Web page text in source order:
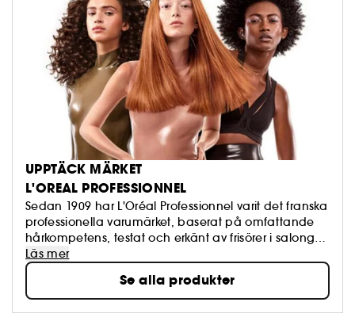
UPPTÄCK MÄRKET
L'OREAL PROFESSIONNEL
Sedan 1909 har L'Oréal Professionnel varit det franska
professionella varumärket, baserat på omfattande
hårkompetens, testat och erkänt av frisörer i salonger.
Tack vare detajerad molekylär teknik är L'Oréal
Professionnel-behandlingar avsedda för alla
hårtyper. Stylingprodukter kombinerar teknik och
konstnärlig avantgarde för utseenden som är
inspirerade av catwalksen.
Läs mer
Se alla produkter